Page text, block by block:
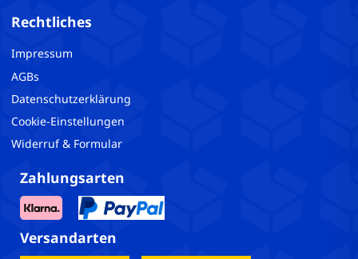
Rechtliches
Impressum
AGBs
Datenschutzerklärung
Cookie-Einstellungen
Widerruf & Formular
Zahlungsarten
Versandarten